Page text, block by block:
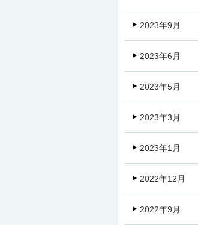
2023年9月
2023年6月
2023年5月
2023年3月
2023年1月
2022年12月
2022年9月